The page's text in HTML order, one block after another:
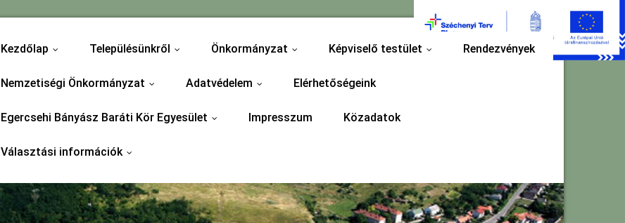
Kezdőlap Településünkről Önkormányzat Képviselő testület Rendezvények
Nemzetiségi Önkormányzat Adatvédelem Elérhetőségeink
Egercsehi Bányász Baráti Kör Egyesület Impresszum Közadatok
Választási információk